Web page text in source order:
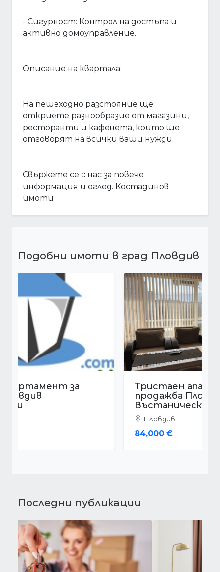
- Сигурност: Контрол на достъпа и
активно домоуправление.
Описание на квартала:
На пешеходно разстояние ще
откриете разнообразие от магазини,
ресторанти и кафенета, които ще
отговорят на всички ваши нужди.
Свържете се с нас за повече
информация и оглед. Костадинов
имоти
Подобни имоти в град Пловдив
Тристаен апартамент за
продажба Пловдив
Последни публикации